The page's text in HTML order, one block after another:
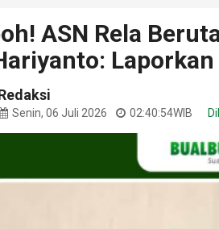
ASN Rela
Laporkan
Senin, 06 Juli 2026 02:40:54WIB